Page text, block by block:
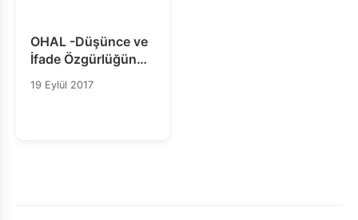
OHAL -Düşünce ve
İfade Özgürlüğünün
Korunması ve
Geliştirilmesine
19 Eylül 2017